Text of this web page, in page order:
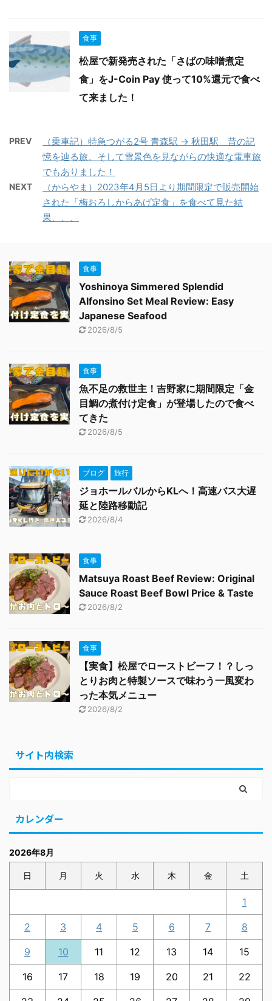
食事
松屋で新発売された「さばの味噌煮定
食」をJ-Coin Pay 使って10%還元で食べ
て来ました！
PREV
（乗車記）特急つがる2号 青森駅 → 秋田駅 昔の記
憶を辿る旅。そして雪景色を見ながらの快適な電車旅
でもありました！
NEXT
（からやま）2023年4月5日より期間限定で販売開始
された「梅おろしからあげ定食」を食べて見た結
果、、、
食事
Yoshinoya Simmered Splendid
Alfonsino Set Meal Review: Easy
Japanese Seafood
2026/8/5
食事
魚不足の救世主！吉野家に期間限定「金
目鯛の煮付け定食」が登場したので食べ
てきた
2026/8/5
ブログ 旅行
ジョホールバルからKLへ！高速バス大遅
延と陸路移動記
2026/8/4
食事
Matsuya Roast Beef Review: Original
Sauce Roast Beef Bowl Price & Taste
2026/8/2
食事
【実食】松屋でローストビーフ！？しっ
とりお肉と特製ソースで味わう一風変わ
った本気メニュー
2026/8/2
サイト内検索
カレンダー
2026年8月
日 月 火 水 木 金 土
1
2 3 4 5 6 7 8
9 10 11 12 13 14 15
16 17 18 19 20 21 22